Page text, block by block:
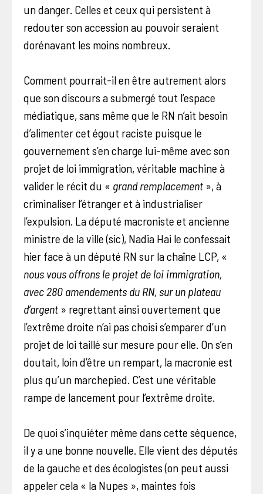
un danger. Celles et ceux qui persistent à
redouter son accession au pouvoir seraient
dorénavant les moins nombreux.
Comment pourrait-il en être autrement alors
que son discours a submergé tout l’espace
médiatique, sans même que le RN n’ait besoin
d’alimenter cet égout raciste puisque le
gouvernement s’en charge lui-même avec son
projet de loi immigration, véritable machine à
valider le récit du « grand remplacement », à
criminaliser l’étranger et à industrialiser
l’expulsion. La député macroniste et ancienne
ministre de la ville (sic), Nadia Hai le confessait
hier face à un député RN sur la chaîne LCP, «
nous vous offrons le projet de loi immigration,
avec 280 amendements du RN, sur un plateau
d’argent » regrettant ainsi ouvertement que
l’extrême droite n’ai pas choisi s’emparer d’un
projet de loi taillé sur mesure pour elle. On s’en
doutait, loin d’être un rempart, la macronie est
plus qu’un marchepied. C’est une véritable
rampe de lancement pour l’extrême droite.
De quoi s’inquiéter même dans cette séquence,
il y a une bonne nouvelle. Elle vient des députés
de la gauche et des écologistes (on peut aussi
appeler cela « la Nupes », maintes fois